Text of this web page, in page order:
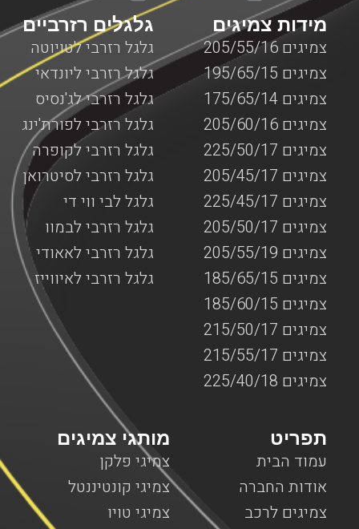
גלגלים רזרביים
גלגל רזרבי לטויוטה
גלגל רזרבי ליונדאי
גלגל רזרבי לג'נסיס
גלגל רזרבי לפורת'ינג
גלגל רזרבי לקופרה
גלגל רזרבי לסיטרואן
גלגל לבי ווי די
גלגל רזרבי לבמוו
גלגל רזרבי לאאודי
גלגל רזרבי לאיווייז
מידות צמיגים
צמיגים 205/55/16
צמיגים 195/65/15
צמיגים 175/65/14
צמיגים 205/60/16
צמיגים 225/50/17
צמיגים 205/45/17
צמיגים 225/45/17
צמיגים 205/50/17
צמיגים 205/55/19
צמיגים 185/65/15
צמיגים 185/60/15
צמיגים 215/50/17
צמיגים 215/55/17
צמיגים 225/40/18
מותגי צמיגים
צמיגי פלקן
צמיגי קונטיננטל
צמיגי טויו
תפריט
עמוד הבית
אודות החברה
צמיגים לרכב